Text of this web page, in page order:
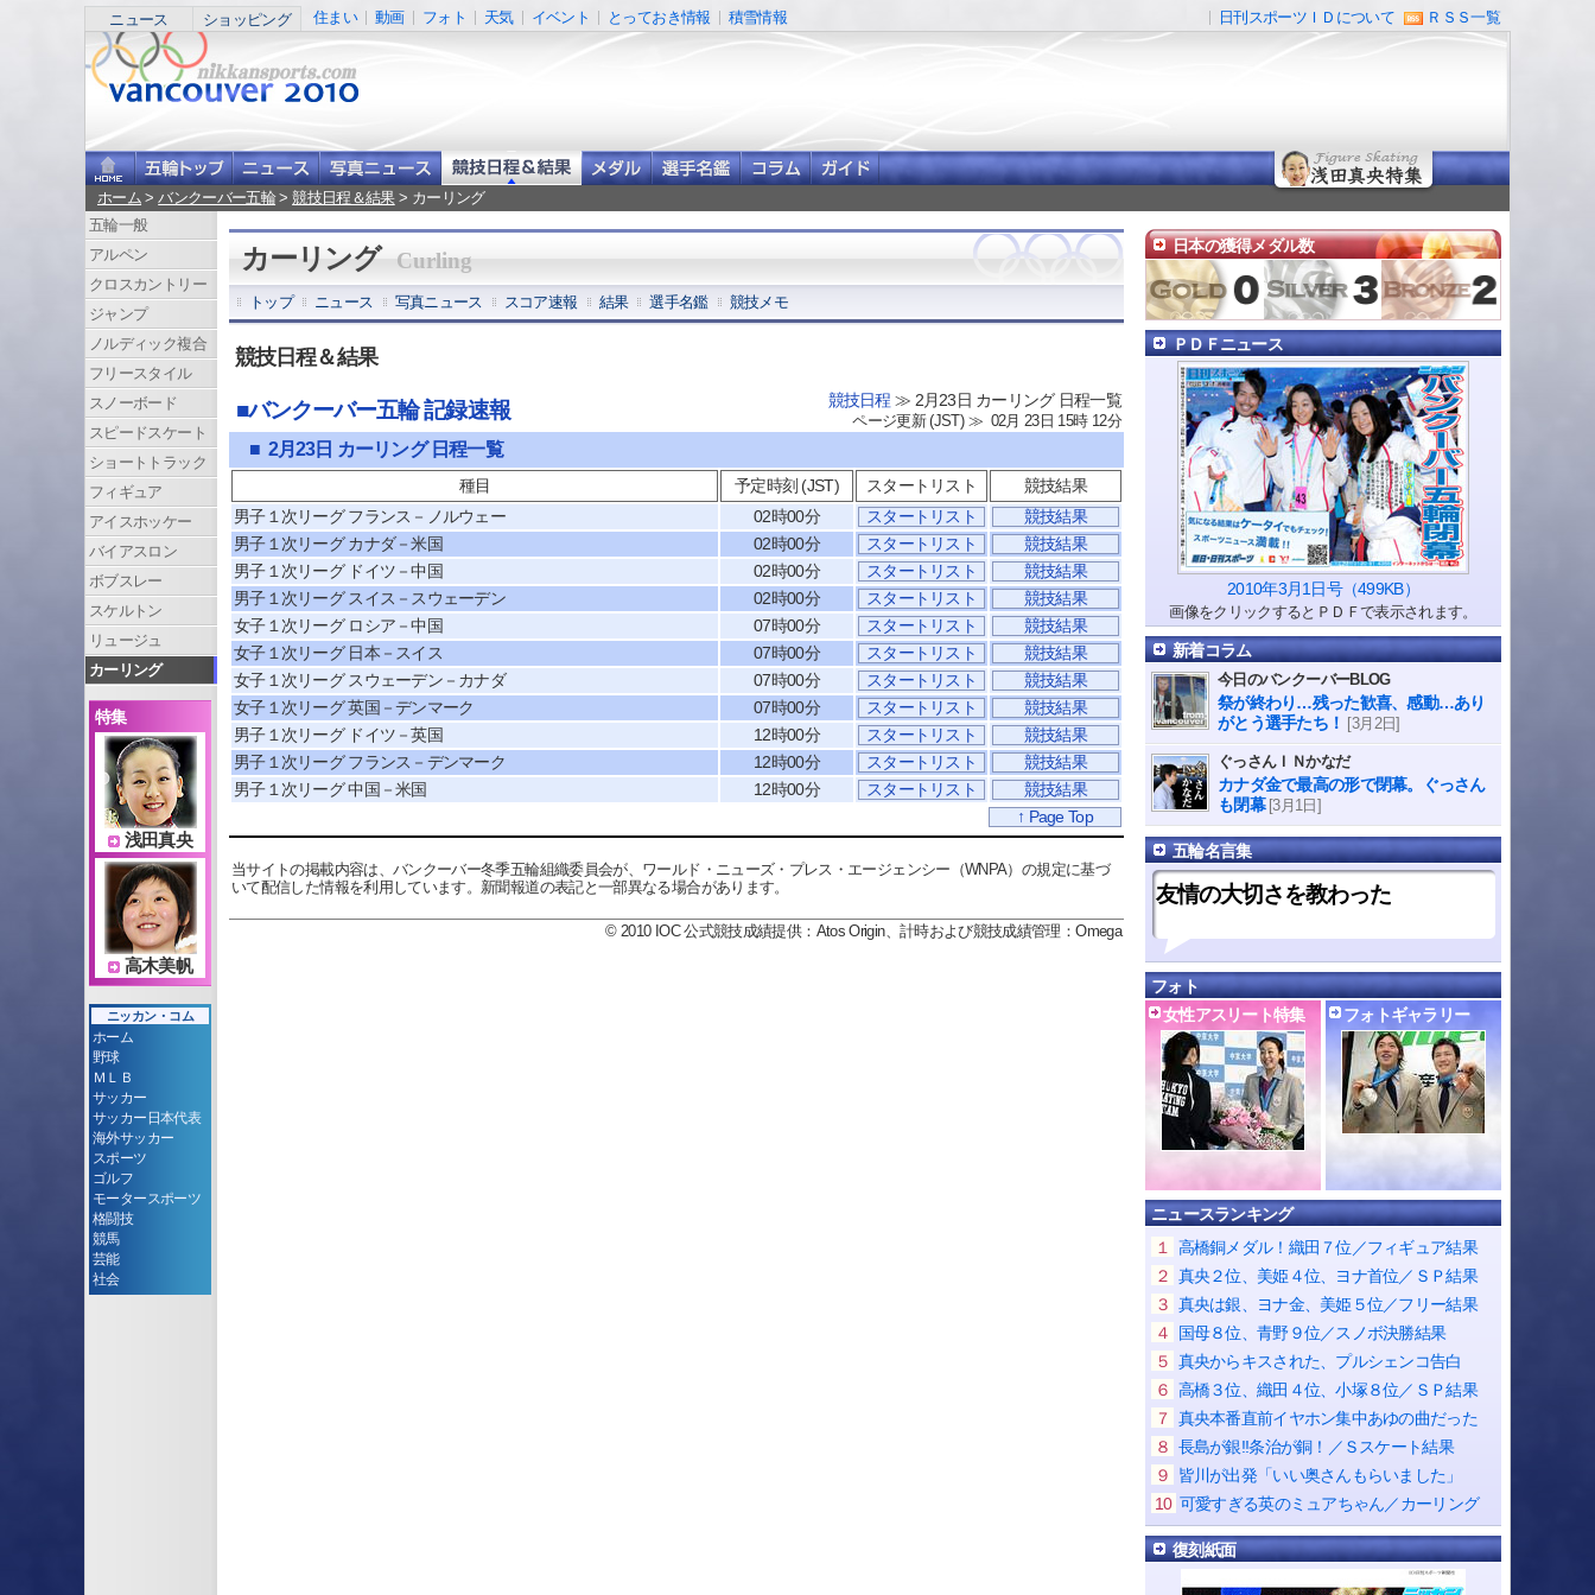
ニュース ショッピング 住まい 動画 フォト 天気 イベント とっておき情報 積雪情報 日刊スポーツＩＤについて ＲＳＳ一覧
ホーム >バンクーバー五輪>競技日程＆結果> カーリング
カーリング Curling
トップ ニュース 写真ニュース スコア速報 結果 選手名鑑 競技メモ
競技日程＆結果
■バンクーバー五輪 記録速報 競技日程 ≫ 2月23日 カーリング 日程一覧
ページ更新 (JST) ≫ 02月 23日 15時 12分
■ 2月23日 カーリング 日程一覧
種目 予定時刻 (JST) スタートリスト
競技結果
男子１次リーグ フランス－ノルウェー
02時00分 スタートリスト
競技結果
男子１次リーグ カナダ－米国
02時00分 スタートリスト
競技結果
男子１次リーグ ドイツ－中国
02時00分 スタートリスト
競技結果
男子１次リーグ スイス－スウェーデン
02時00分 スタートリスト
競技結果
女子１次リーグ ロシア－中国
07時00分 スタートリスト
競技結果
女子１次リーグ 日本－スイス
07時00分 スタートリスト
競技結果
女子１次リーグ スウェーデン－カナダ
07時00分 スタートリスト
競技結果
女子１次リーグ 英国－デンマーク
07時00分 スタートリスト
競技結果
男子１次リーグ ドイツ－英国
12時00分 スタートリスト
競技結果
男子１次リーグ フランス－デンマーク
12時00分 スタートリスト
競技結果
男子１次リーグ 中国－米国
12時00分 スタートリスト
競技結果
↑ Page Top
当サイトの掲載内容は、バンクーバー冬季五輪組織委員会が、ワールド・ニューズ・プレス・エージェンシー（WNPA）の規定に基づ
いて配信した情報を利用しています。新聞報道の表記と一部異なる場合があります。
© 2010 IOC 公式競技成績提供：Atos Origin、計時および競技成績管理：Omega
五輪一般
アルペン
クロスカントリー
ジャンプ
ノルディック複合
フリースタイル
スノーボード
スピードスケート
ショートトラック
フィギュア
アイスホッケー
バイアスロン
ボブスレー
スケルトン
リュージュ
カーリング
特集
浅田真央
高木美帆
ニッカン・コム
ホーム
野球
ＭＬＢ
サッカー
サッカー日本代表
海外サッカー
スポーツ
ゴルフ
モータースポーツ
格闘技
競馬
芸能
社会
日本の獲得メダル数
ＰＤＦニュース
2010年3月1日号（499KB）
画像をクリックするとＰＤＦで表示されます。
新着コラム
今日のバンクーバーBLOG
祭が終わり…残った歓喜、感動…あり
がとう選手たち！ [3月2日]
ぐっさんＩＮかなだ
カナダ金で最高の形で閉幕。ぐっさん
も閉幕 [3月1日]
五輪名言集
友情の大切さを教わった
フォト
女性アスリート特集
フォトギャラリー
ニュースランキング
１
高橋銅メダル！織田７位／フィギュア結果
２ 真央２位、美姫４位、ヨナ首位／ＳＰ結果
３ 真央は銀、ヨナ金、美姫５位／フリー結果
４
国母８位、青野９位／スノボ決勝結果
５ 真央からキスされた、プルシェンコ告白
６ 高橋３位、織田４位、小塚８位／ＳＰ結果
７ 真央本番直前イヤホン集中あゆの曲だった
８ 長島が銀!!条治が銅！／Ｓスケート結果
９
皆川が出発「いい奥さんもらいました」
10 可愛すぎる英のミュアちゃん／カーリング
復刻紙面